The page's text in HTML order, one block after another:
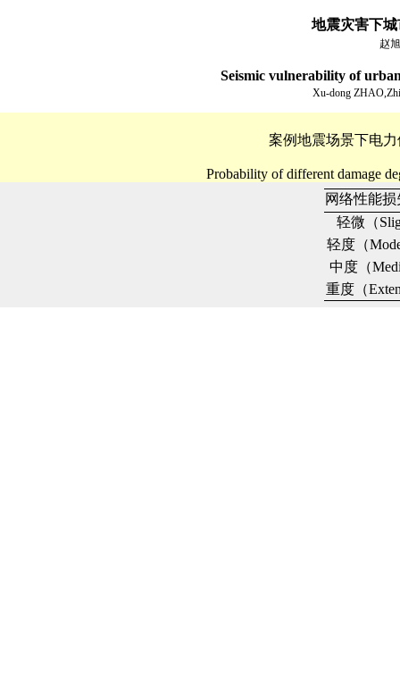
地震灾害下
赵
Seismic vulnerability of
Xu-dong
案例地震场景下电
Probability of different damage
网络性能
轻微（
轻度（
中度（
重度（